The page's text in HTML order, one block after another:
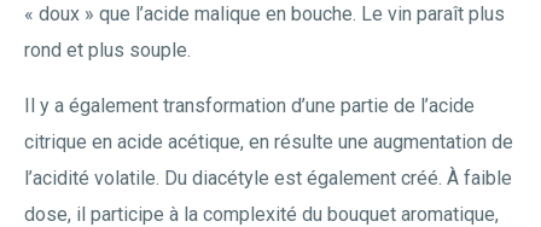
« doux » que l’acide malique en bouche. Le vin paraît plus
rond et plus souple.
Il y a également transformation d’une partie de l’acide
citrique en acide acétique, en résulte une augmentation de
l’acidité volatile. Du diacétyle est également créé. À faible
dose, il participe à la complexité du bouquet aromatique,